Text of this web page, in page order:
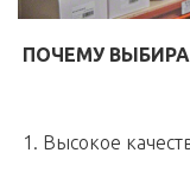
ПОЧЕМУ
1. Высокое